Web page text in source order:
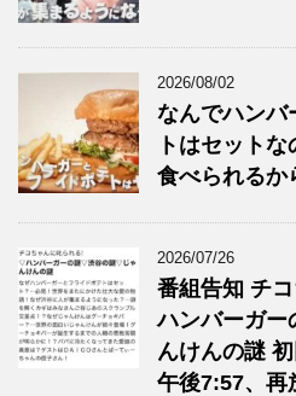
2026/08/02
なんでハンバ
トはセット
食べられるか
2026/07/26
番組告知 チ
ハンバーガ
んけんの謎
午後7:57、再